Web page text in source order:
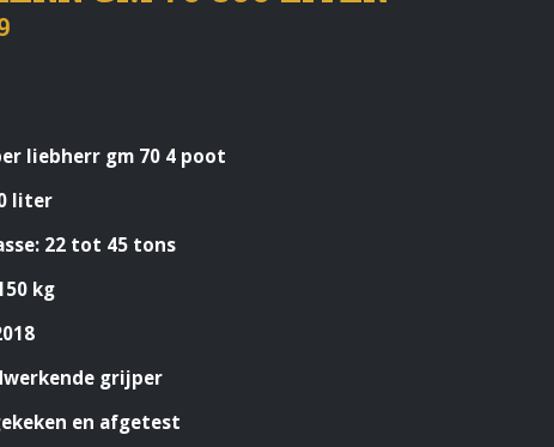
liebherr gm 70 4 poot
liter
22 tot 45 tons
kg
grijper
en afgetest